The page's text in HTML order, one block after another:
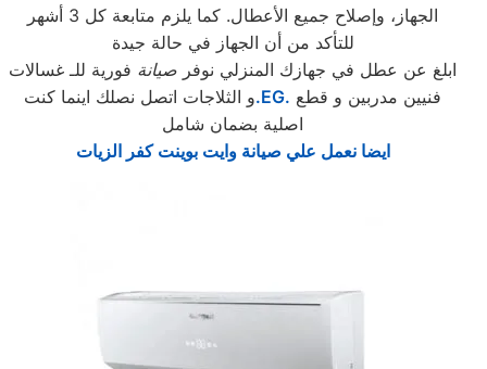
الجهاز، وإصلاح جميع الأعطال. كما يلزم متابعة كل 3 أشهر
للتأكد من أن الجهاز في حالة جيدة
ابلغ عن عطل في جهازك المنزلي نوفر صيانة فورية للـ غسالات
و الثلاجات اتصل نصلك اينما كنت.EG.
اصلية بضمان شامل
ايضا نعمل علي صيانة وايت بوينت كفر الزيات